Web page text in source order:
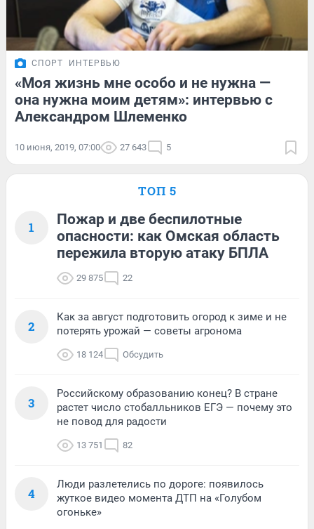
СПОРТ ИНТЕРВЬЮ
«Моя жизнь мне особо и не нужна —
она нужна моим детям»: интервью c
Александром Шлеменко
10 июня, 2019, 07:00 27 643 5
ТОП 5
1
Пожар и две беспилотные
опасности: как Омская область
пережила вторую атаку БПЛА
29 875 22
2
Как за август подготовить огород к зиме и не
потерять урожай — советы агронома
18 124 Обсудить
3
Российскому образованию конец? В стране
растет число стобалльников ЕГЭ — почему это
не повод для радости
13 751 82
4
Люди разлетелись по дороге: появилось
жуткое видео момента ДТП на «Голубом
огоньке»